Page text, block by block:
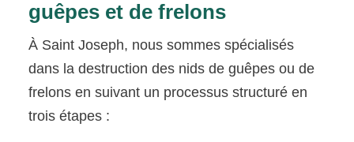
guêpes et de frelons
À Saint Joseph, nous sommes spécialisés
dans la destruction des nids de guêpes ou de
frelons en suivant un processus structuré en
trois étapes :